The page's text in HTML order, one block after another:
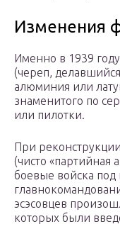
Изменения
Именно в 1939
(череп,
алюминия или
знаменитого по
или пилотки.
При
(чисто «партийная
боевые войска
эсэсовцев
которых были